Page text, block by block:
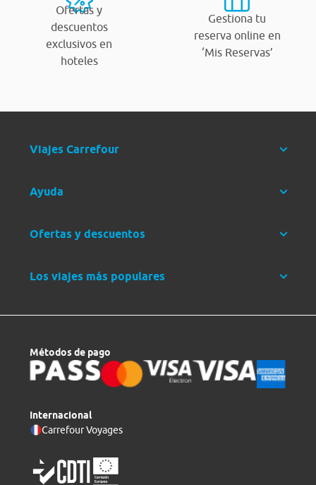
Ofertas y
descuentos
exclusivos en
hoteles
Gestiona tu
reserva online en
‘Mis Reservas’
Viajes Carrefour
Ayuda
Ofertas y descuentos
Los viajes más populares
Métodos de pago
Internacional
Carrefour Voyages